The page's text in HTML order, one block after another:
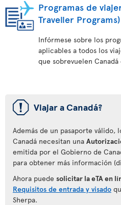
Programas de
Traveller Programs)
Infórmese sobre los
aplicables a todos los
que sobrevuelen Canadá
ü Viajar a Canadá?
Además de un pasaporte válido,
Canadá necesitan una
emitida por el Gobierno de
para obtener más información
Ahora puede solicitar la eTA en
Requisitos de entrada y visado
Sherpa.